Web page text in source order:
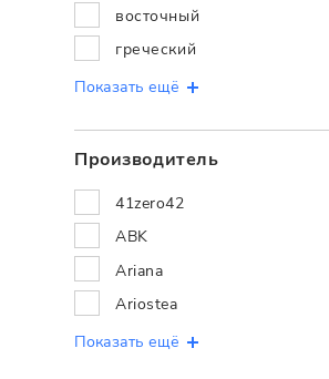
восточный
греческий
Показать ещё
Производитель
41zero42
ABK
Ariana
Ariostea
Показать ещё